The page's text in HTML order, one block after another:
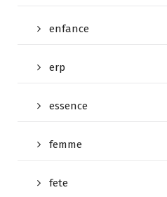
enfance
erp
essence
femme
fete